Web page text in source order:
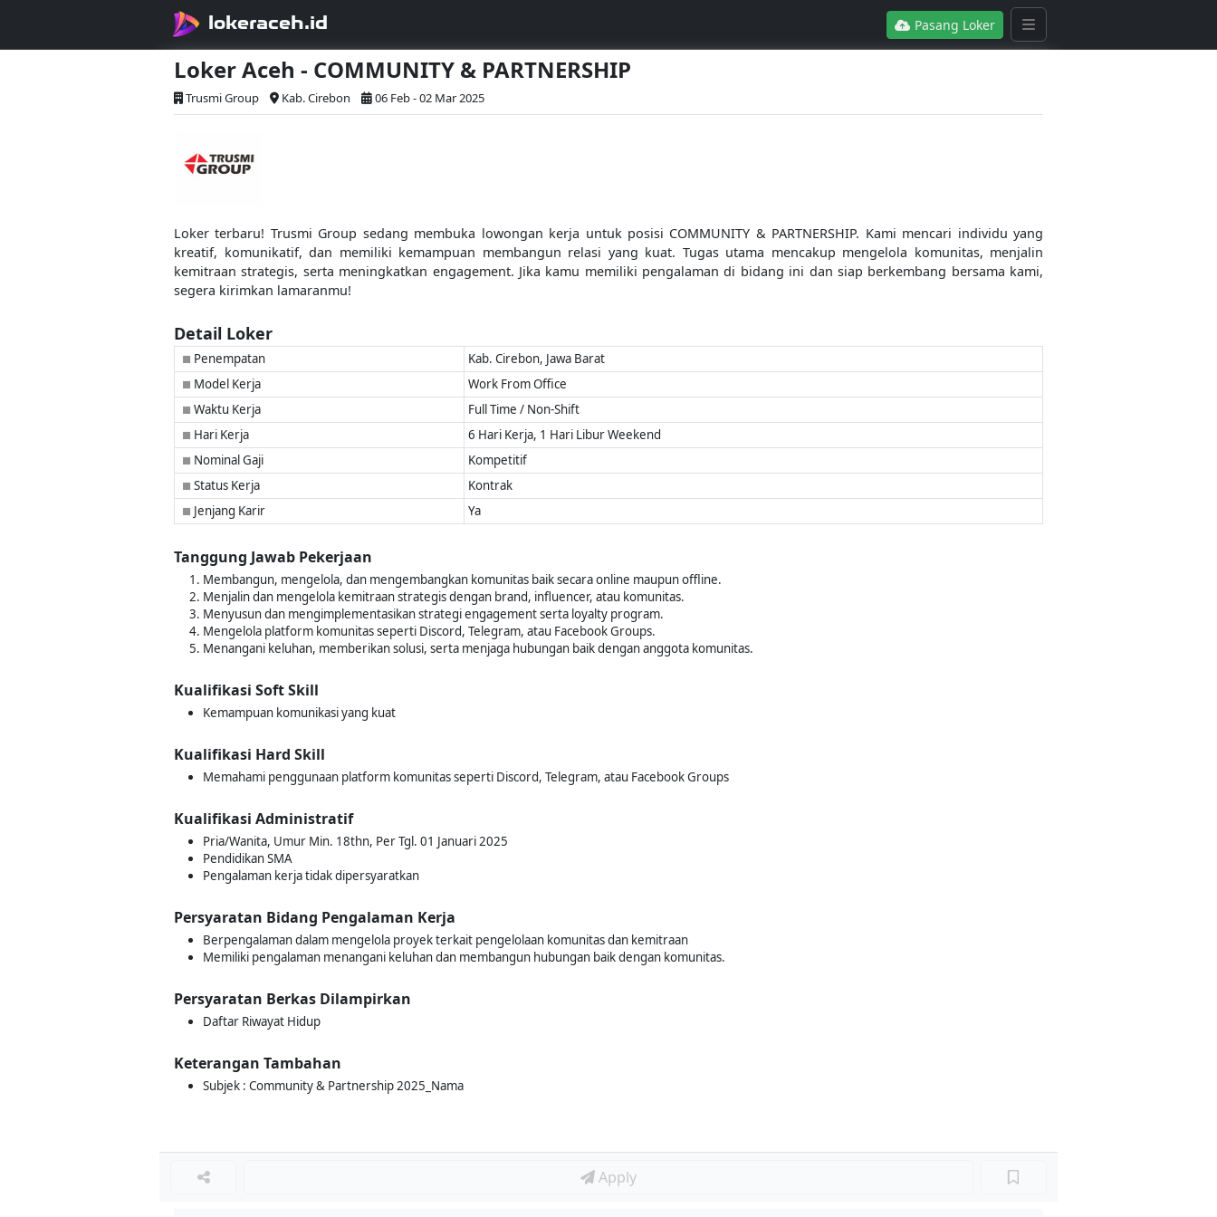
lokeraceh.id Pasang Loker
Loker Aceh - COMMUNITY & PARTNERSHIP
Trusmi Group Kab. Cirebon 06 Feb - 02 Mar 2025
Loker terbaru! Trusmi Group sedang membuka lowongan kerja untuk posisi COMMUNITY & PARTNERSHIP. Kami mencari individu yang
kreatif, komunikatif, dan memiliki kemampuan membangun relasi yang kuat. Tugas utama mencakup mengelola komunitas, menjalin
kemitraan strategis, serta meningkatkan engagement. Jika kamu memiliki pengalaman di bidang ini dan siap berkembang bersama kami,
segera kirimkan lamaranmu!
Detail Loker
■ Penempatan Kab. Cirebon, Jawa Barat
■ Model Kerja Work From Office
■ Waktu Kerja Full Time / Non-Shift
■ Hari Kerja 6 Hari Kerja, 1 Hari Libur Weekend
■ Nominal Gaji Kompetitif
■ Status Kerja Kontrak
■ Jenjang Karir Ya
Tanggung Jawab Pekerjaan
Membangun, mengelola, dan mengembangkan komunitas baik secara online maupun offline.
Menjalin dan mengelola kemitraan strategis dengan brand, influencer, atau komunitas.
Menyusun dan mengimplementasikan strategi engagement serta loyalty program.
Mengelola platform komunitas seperti Discord, Telegram, atau Facebook Groups.
Menangani keluhan, memberikan solusi, serta menjaga hubungan baik dengan anggota komunitas.
Kualifikasi Soft Skill
Kemampuan komunikasi yang kuat
Kualifikasi Hard Skill
Memahami penggunaan platform komunitas seperti Discord, Telegram, atau Facebook Groups
Kualifikasi Administratif
Pria/Wanita, Umur Min. 18thn, Per Tgl. 01 Januari 2025
Pendidikan SMA
Pengalaman kerja tidak dipersyaratkan
Persyaratan Bidang Pengalaman Kerja
Berpengalaman dalam mengelola proyek terkait pengelolaan komunitas dan kemitraan
Memiliki pengalaman menangani keluhan dan membangun hubungan baik dengan komunitas.
Persyaratan Berkas Dilampirkan
Daftar Riwayat Hidup
Keterangan Tambahan
Subjek : Community & Partnership 2025_Nama
Apply